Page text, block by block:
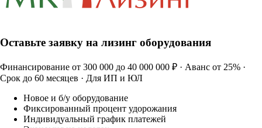
Оставьте заявку на лизинг оборудования
Финансирование от 300 000 до 40 000 000 ₽ · Аванс от 25% ·
Срок до 60 месяцев · Для ИП и ЮЛ
Новое и б/у оборудование
Фиксированный процент удорожания
Индивидуальный график платежей